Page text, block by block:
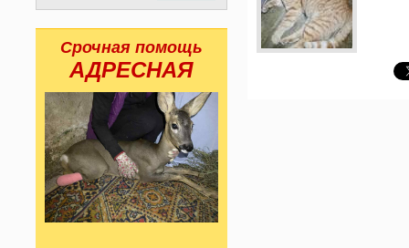
Срочная помощь
АДРЕСНАЯ